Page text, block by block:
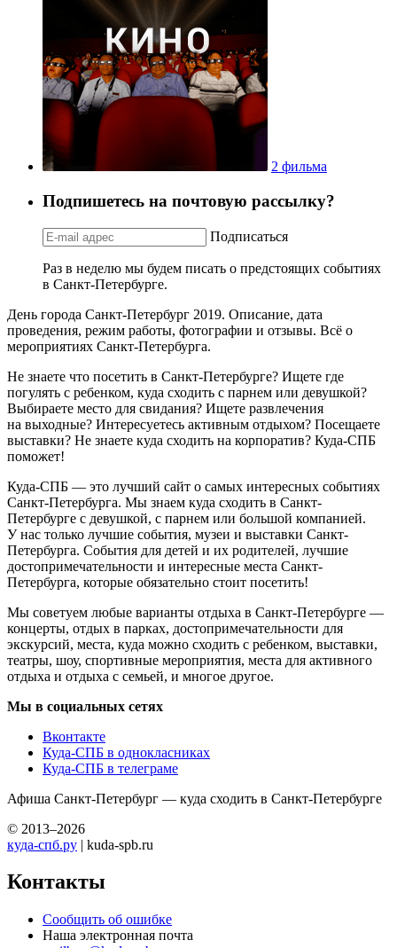
2 фильма
Подпишетесь на почтовую рассылку?
Подписаться
Раз в неделю мы будем писать о предстоящих событиях
в Санкт-Петербурге.
День города Санкт-Петербург 2019. Описание, дата
проведения, режим работы, фотографии и отзывы. Всё о
мероприятиях Санкт-Петербурга.
Не знаете что посетить в Санкт-Петербурге? Ищете где
погулять с ребенком, куда сходить с парнем или девушкой?
Выбираете место для свидания? Ищете развлечения
на выходные? Интересуетесь активным отдыхом? Посещаете
выставки? Не знаете куда сходить на корпоратив? Куда-СПБ
поможет!
Куда-СПБ — это лучший сайт о самых интересных событиях
Санкт-Петербурга. Мы знаем куда сходить в Санкт-
Петербурге с девушкой, с парнем или большой компанией.
У нас только лучшие события, музеи и выставки Санкт-
Петербурга. События для детей и их родителей, лучшие
достопримечательности и интересные места Санкт-
Петербурга, которые обязательно стоит посетить!
Мы советуем любые варианты отдыха в Санкт-Петербурге —
концерты, отдых в парках, достопримечательности для
экскурсий, места, куда можно сходить с ребенком, выставки,
театры, шоу, спортивные мероприятия, места для активного
отдыха и отдыха с семьей, и многое другое.
Мы в социальных сетях
Вконтакте
Куда-СПБ в однокласниках
Куда-СПБ в телеграме
Афиша Санкт-Петербург — куда сходить в Санкт-Петербурге
© 2013–2026
куда-спб.ру | kuda-spb.ru
Контакты
Сообщить об ошибке
Наша электронная почта